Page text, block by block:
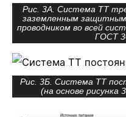
Рис. 3А. Система TT
заземленным
проводником во всей
ГОСТ
Рис. 3Б. Система TT
(на основе рисунка